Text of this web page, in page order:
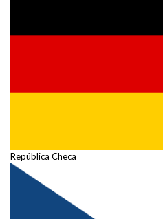
República Checa